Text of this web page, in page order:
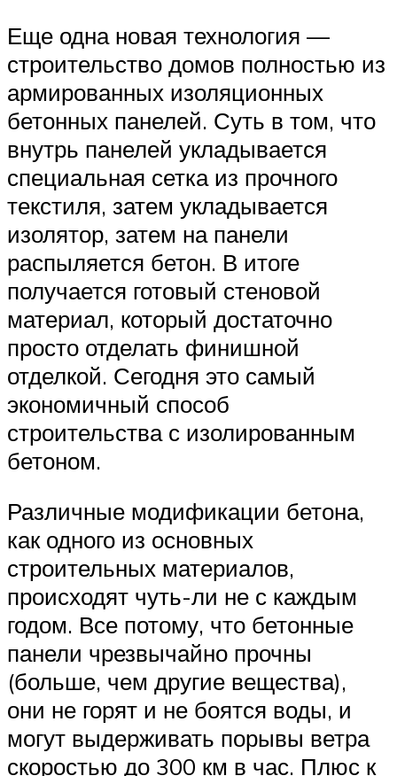
Еще одна новая технология —
строительство домов полностью из
армированных изоляционных
бетонных панелей. Суть в том, что
внутрь панелей укладывается
специальная сетка из прочного
текстиля, затем укладывается
изолятор, затем на панели
распыляется бетон. В итоге
получается готовый стеновой
материал, который достаточно
просто отделать финишной
отделкой. Сегодня это самый
экономичный способ
строительства с изолированным
бетоном.
Различные модификации бетона,
как одного из основных
строительных материалов,
происходят чуть-ли не с каждым
годом. Все потому, что бетонные
панели чрезвычайно прочны
(больше, чем другие вещества),
они не горят и не боятся воды, и
могут выдерживать порывы ветра
скоростью до 300 км в час. Плюс к